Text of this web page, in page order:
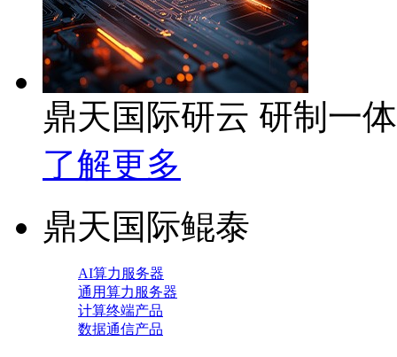
鼎天国际研云 研制一
了解更多
鼎天国际鲲泰
AI算力服务器
通用算力服务器
计算终端产品
数据通信产品